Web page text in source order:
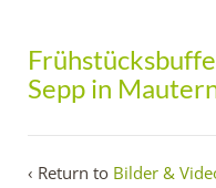
Sepp in
‹ Return to Bilder &